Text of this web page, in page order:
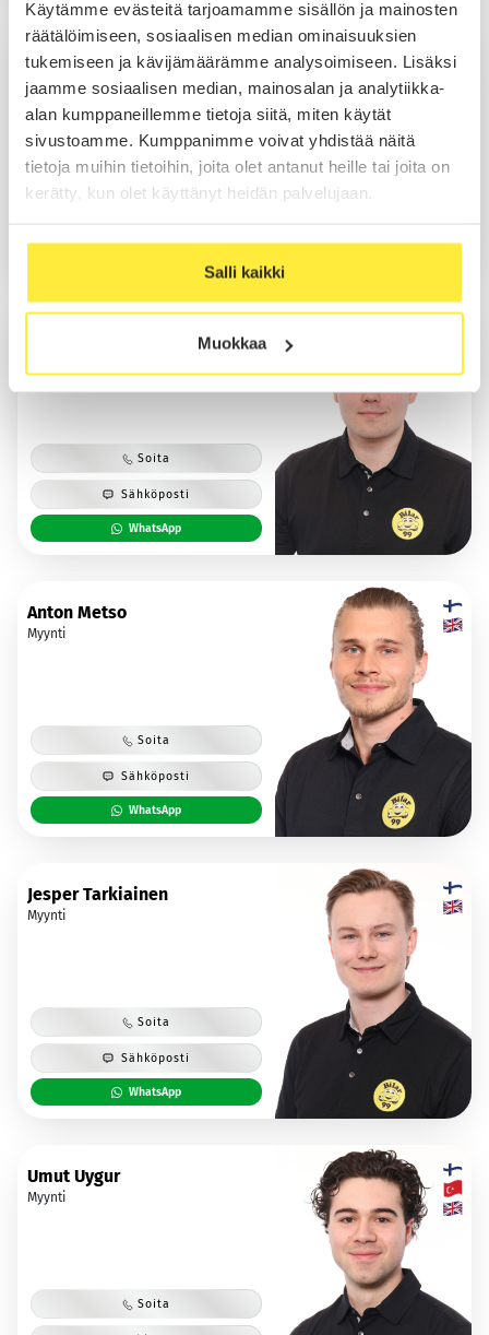
Käytämme evästeitä tarjoamamme sisällön ja mainosten
räätälöimiseen, sosiaalisen median ominaisuuksien
tukemiseen ja kävijämäärämme analysoimiseen. Lisäksi
jaamme sosiaalisen median, mainosalan ja analytiikka-
alan kumppaneillemme tietoja siitä, miten käytät
sivustoamme. Kumppanimme voivat yhdistää näitä
tietoja muihin tietoihin, joita olet antanut heille tai joita on
kerätty, kun olet käyttänyt heidän palvelujaan.
Salli kaikki
Muokkaa
Joonas Aunesluoma
Myynti
Soita
WhatsApp
Soita
Sähköposti
WhatsApp
Anton Metso
Myynti
Soita
Sähköposti
WhatsApp
Jesper Tarkiainen
Myynti
Soita
Sähköposti
WhatsApp
Umut Uygur
Myynti
Soita